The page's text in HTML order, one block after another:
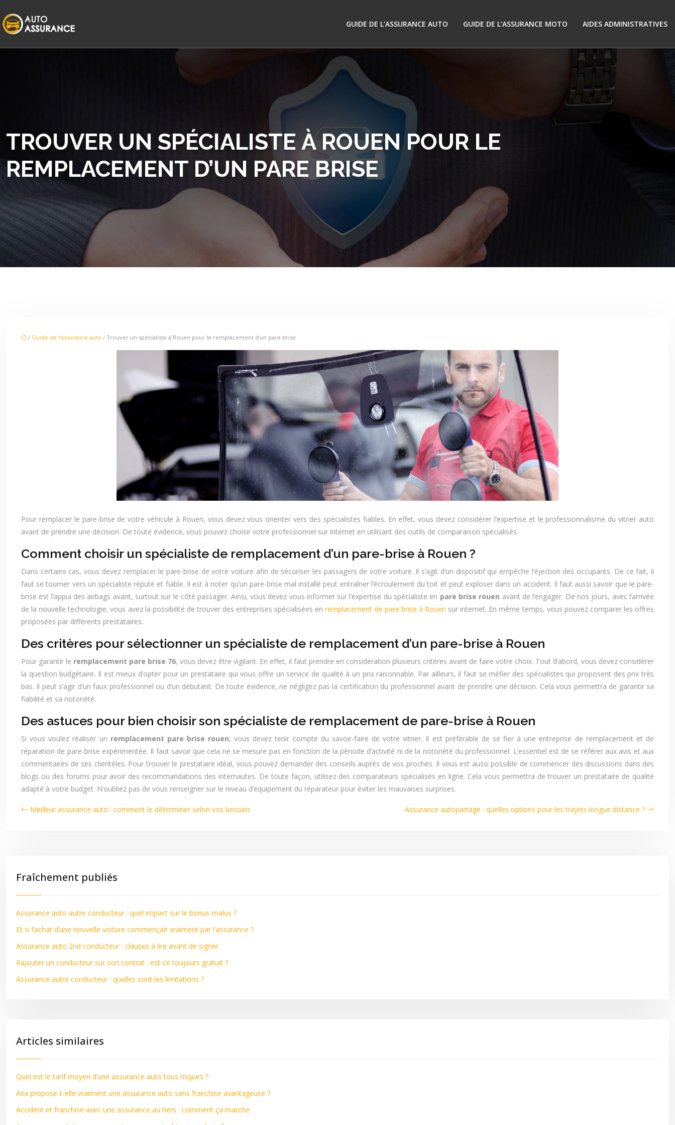
GUIDE DE L’ASSURANCE AUTO GUIDE DE L’ASSURANCE MOTO AIDES ADMINISTRATIVES
TROUVER UN SPÉCIALISTE À ROUEN POUR LE
REMPLACEMENT D’UN PARE BRISE
/ Guide de l'assurance auto / Trouver un spécialiste à Rouen pour le remplacement d’un pare brise
Pour remplacer le pare-brise de votre véhicule à Rouen, vous devez vous orienter vers des spécialistes fiables. En effet, vous devez considérer l’expertise et le professionnalisme du vitrier auto
avant de prendre une décision. De toute évidence, vous pouvez choisir votre professionnel sur internet en utilisant des outils de comparaison spécialisés.
Comment choisir un spécialiste de remplacement d’un pare-brise à Rouen ?
Dans certains cas, vous devez remplacer le pare-brise de votre voiture afin de sécuriser les passagers de votre voiture. Il s’agit d’un dispositif qui empêche l’éjection des occupants. De ce fait, il
faut se tourner vers un spécialiste réputé et fiable. Il est à noter qu’un pare-brise mal installé peut entraîner l’écroulement du toit et peut exploser dans un accident. Il faut aussi savoir que le pare-
brise est l’appui des airbags avant, surtout sur le côté passager. Ainsi, vous devez vous informer sur l’expertise du spécialiste en pare brise rouen avant de l’engager. De nos jours, avec l’arrivée
de la nouvelle technologie, vous avez la possibilité de trouver des entreprises spécialisées enremplacement de pare brise à Rouen sur internet. En même temps, vous pouvez comparer les offres
proposées par différents prestataires.
Des critères pour sélectionner un spécialiste de remplacement d’un pare-brise à Rouen
Pour garantir le remplacement pare brise 76, vous devez être vigilant. En effet, il faut prendre en considération plusieurs critères avant de faire votre choix. Tout d’abord, vous devez considérer
la question budgétaire. Il est mieux d’opter pour un prestataire qui vous offre un service de qualité à un prix raisonnable. Par ailleurs, il faut se méfier des spécialistes qui proposent des prix très
bas. Il peut s’agir d’un faux professionnel ou d’un débutant. De toute évidence, ne négligez pas la certification du professionnel avant de prendre une décision. Cela vous permettra de garantir sa
fiabilité et sa notoriété.
Des astuces pour bien choisir son spécialiste de remplacement de pare-brise à Rouen
Si vous voulez réaliser un remplacement pare brise rouen, vous devez tenir compte du savoir-faire de votre vitrier. Il est préférable de se fier à une entreprise de remplacement et de
réparation de pare-brise expérimentée. Il faut savoir que cela ne se mesure pas en fonction de la période d’activité ni de la notoriété du professionnel. L’essentiel est de se référer aux avis et aux
commentaires de ses clientèles. Pour trouver le prestataire idéal, vous pouvez demander des conseils auprès de vos proches. Il vous est aussi possible de commencer des discussions dans des
blogs ou des forums pour avoir des recommandations des internautes. De toute façon, utilisez des comparateurs spécialisés en ligne. Cela vous permettra de trouver un prestataire de qualité
adapté à votre budget. N’oubliez pas de vous renseigner sur le niveau d’équipement du réparateur pour éviter les mauvaises surprises.
Meilleur assurance auto : comment le déterminer selon vos besoins Assurance autopartage : quelles options pour les trajets longue distance ?
Fraîchement publiés
Assurance auto autre conducteur : quel impact sur le bonus-malus ?
Et si l’achat d’une nouvelle voiture commençait vraiment par l’assurance ?
Assurance auto 2nd conducteur : clauses à lire avant de signer
Rajouter un conducteur sur son contrat : est-ce toujours gratuit ?
Assurance autre conducteur : quelles sont les limitations ?
Articles similaires
Quel est le tarif moyen d’une assurance auto tous risques ?
Axa propose-t-elle vraiment une assurance auto sans franchise avantageuse ?
Accident et franchise avec une assurance au tiers : comment ça marche